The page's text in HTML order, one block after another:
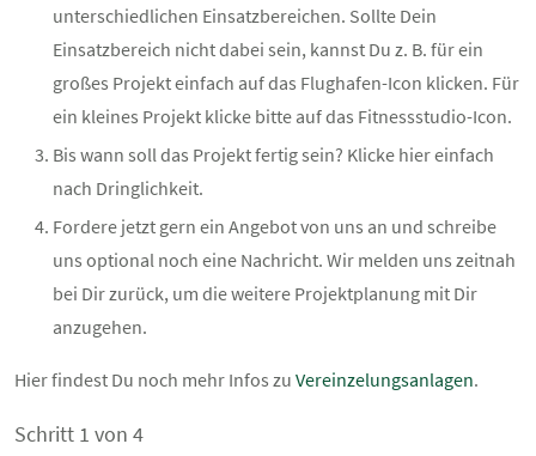
unterschiedlichen Einsatzbereichen. Sollte Dein
Einsatzbereich nicht dabei sein, kannst Du z. B. für ein
großes Projekt einfach auf das Flughafen-Icon klicken. Für
ein kleines Projekt klicke bitte auf das Fitnessstudio-Icon.
Bis wann soll das Projekt fertig sein? Klicke hier einfach
nach Dringlichkeit.
Fordere jetzt gern ein Angebot von uns an und schreibe
uns optional noch eine Nachricht. Wir melden uns zeitnah
bei Dir zurück, um die weitere Projektplanung mit Dir
anzugehen.
Hier findest Du noch mehr Infos zu Vereinzelungsanlagen.
Schritt 1 von 4